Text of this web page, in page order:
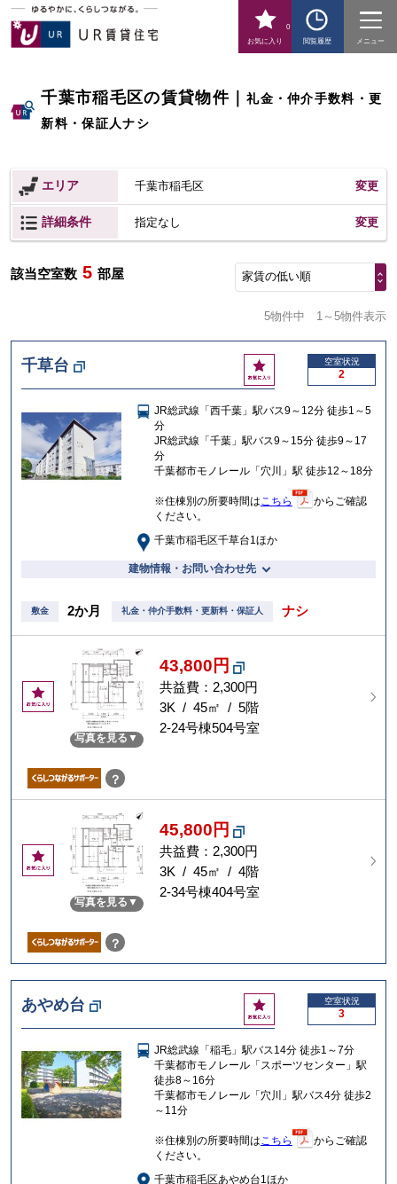
お気に入り
0
閲覧履歴
メニュー
千葉市稲毛区の賃貸物件｜礼金・仲介手数料・更
新料・保証人ナシ
エリア 千葉市稲毛区 変更
詳細条件 指定なし 変更
該当空室数 5 部屋 家賃の低い順
5物件中 1～5物件表示
千草台
お
気
入
空室状況
2
JR総武線「西千葉」駅バス9～12分 徒歩1～5
分
JR総武線「千葉」駅バス9～15分 徒歩9～17
分
千葉都市モノレール「穴川」駅 徒歩12～18分
※住棟別の所要時間はこちら
からご確認
ください。
千葉市稲毛区千草台1ほか
建物情報・お問い合わせ先
敷金 2か月 礼金・仲介手数料・更新料・保証人 ナシ
お
気
写真を見る
43,800円
共益費：2,300円
3K / 45㎡ / 5階
2-24号棟504号室
？
お
気
写真を見る
45,800円
共益費：2,300円
3K / 45㎡ / 4階
2-34号棟404号室
？
あやめ台
お
気
入
り
空室状況
3
JR総武線「稲毛」駅バス14分 徒歩1～7分
千葉都市モノレール「スポーツセンター」駅
徒歩8～16分
千葉都市モノレール「穴川」駅バス4分 徒歩2
～11分
※住棟別の所要時間は こちら
からご確認
ください。
千葉市稲毛区あやめ台1ほか